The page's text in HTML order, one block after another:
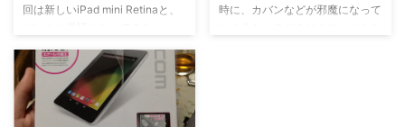
Amazonの説明 --- 設置する場
用丸型スタンドです。 動画視聴
に最適な立て掛 ...
エレバ ナカバヤシ
回は新しいiPad mini Retinaと、
底比較～～（超今更！！！！）
クリアケースで比較してみた ブ
ロガーの皆さん端末本体を写して
るのでケースを見せます。（※こ
時に、カバンなどが邪魔になって